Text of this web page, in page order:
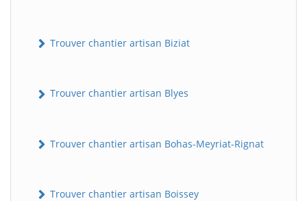
Trouver chantier artisan Biziat
Trouver chantier artisan Blyes
Trouver chantier artisan Bohas-Meyriat-Rignat
Trouver chantier artisan Boissey